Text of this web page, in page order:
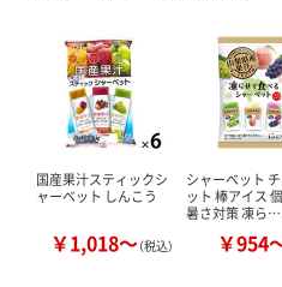
国産果汁スティックシ
ャーベット しんこう
￥1,018～（税込）
シャーベット
ット 棒アイス
暑さ対策 凍ら…
￥954